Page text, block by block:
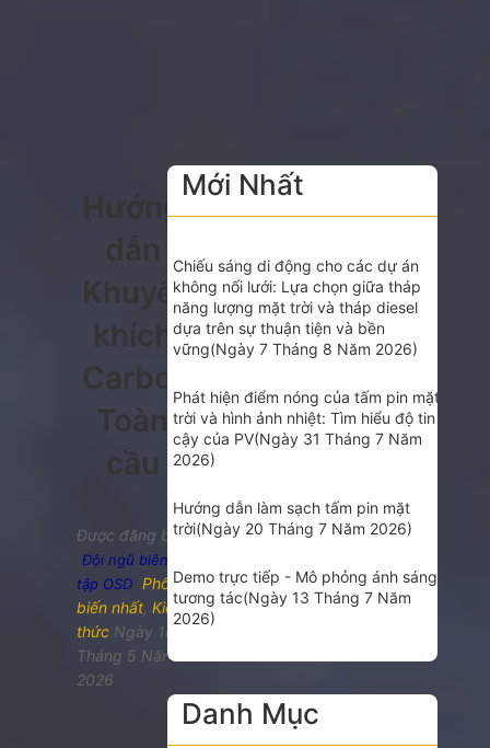
Hướng
dẫn
Khuyến
khích
Carbon
Toàn
cầu
Được đăng bởi
Đội ngũ biên
tập OSD Phổ
biến nhất ,Kiến
thức Ngày 18
Tháng 5 Năm
2026
Mới Nhất
Chiếu sáng di động cho các dự án
không nối lưới: Lựa chọn giữa tháp
năng lượng mặt trời và tháp diesel
dựa trên sự thuận tiện và bền
vững(Ngày 7 Tháng 8 Năm 2026)
Phát hiện điểm nóng của tấm pin mặt
trời và hình ảnh nhiệt: Tìm hiểu độ tin
cậy của PV(Ngày 31 Tháng 7 Năm
2026)
Hướng dẫn làm sạch tấm pin mặt
trời(Ngày 20 Tháng 7 Năm 2026)
Demo trực tiếp - Mô phỏng ánh sáng
tương tác(Ngày 13 Tháng 7 Năm
2026)
Danh Mục